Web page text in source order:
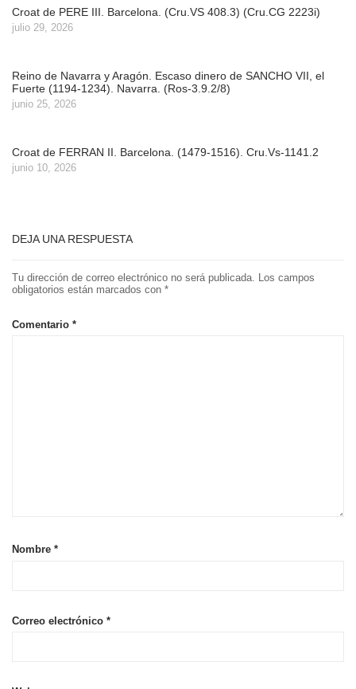
Croat de PERE III. Barcelona. (Cru.VS 408.3) (Cru.CG 2223i)
julio 29, 2026
Reino de Navarra y Aragón. Escaso dinero de SANCHO VII, el
Fuerte (1194-1234). Navarra. (Ros-3.9.2/8)
junio 25, 2026
Croat de FERRAN II. Barcelona. (1479-1516). Cru.Vs-1141.2
junio 10, 2026
DEJA UNA RESPUESTA
Tu dirección de correo electrónico no será publicada. Los campos
obligatorios están marcados con *
Comentario *
Nombre *
Correo electrónico *